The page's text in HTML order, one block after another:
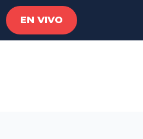
EN VIVO